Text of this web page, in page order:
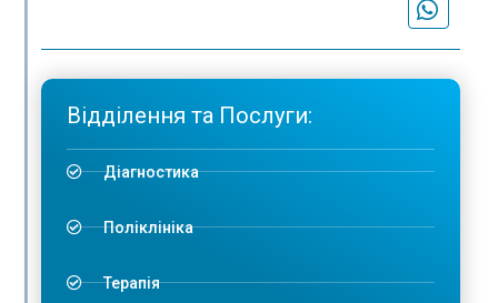
Відділення та Послуги:
Діагностика
Поліклініка
Терапія